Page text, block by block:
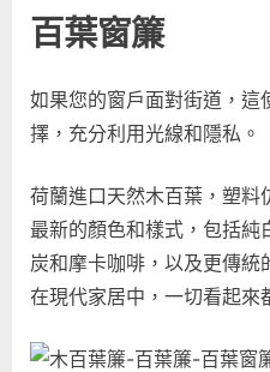
選
擇
葉
窗
捲
風
簾
百葉窗簾
如果您的窗戶面對街道，這
擇，充分利用光線和隱私。
荷蘭進口天然木百葉，塑料
最新的顏色和樣式，包括
炭和摩卡咖啡，以及更傳
在現代家居中，一切看起來